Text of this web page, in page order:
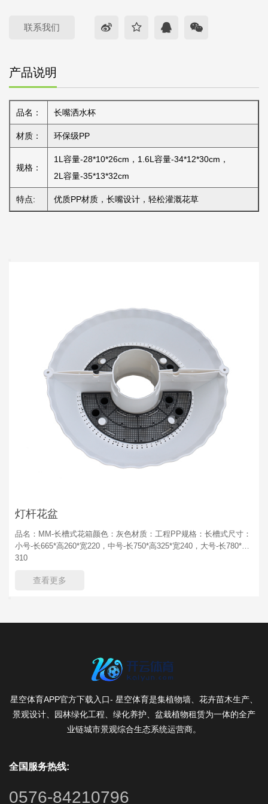
联系我们
产品说明
品名： 长嘴洒水杯
材质： 环保级PP
规格：
1L容量-28*10*26cm，1.6L容量-34*12*30cm，
2L容量-35*13*32cm
特点: 优质PP材质，长嘴设计，轻松灌溉花草
灯杆花盆
品名：MM-长槽式花箱颜色：灰色材质：工程PP规格：长槽式尺寸：
小号-长665*高260*宽220，中号-长750*高325*宽240，大号-长780*高
310
查看更多
星空体育APP官方下载入口- 星空体育是集植物墙、花卉苗木生产、
景观设计、园林绿化工程、绿化养护、盆栽植物租赁为一体的全产
业链城市景观综合生态系统运营商。
全国服务热线:
0576-84210796